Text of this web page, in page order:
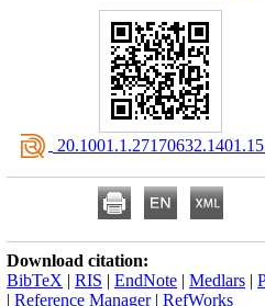
Download citation:
BibTeX | RIS | EndNote | Medlars |
| Reference Manager| RefWorks